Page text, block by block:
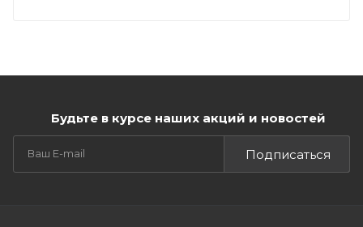
Будьте в курсе наших акций и новостей
Подписаться